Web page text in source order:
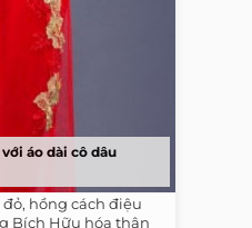
áo dài cô dâu
hồng cách điệu
Bích Hữu hóa thân